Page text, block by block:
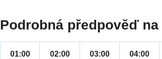
Podrobná předpověď na
01:00 02:00 03:00 04:00